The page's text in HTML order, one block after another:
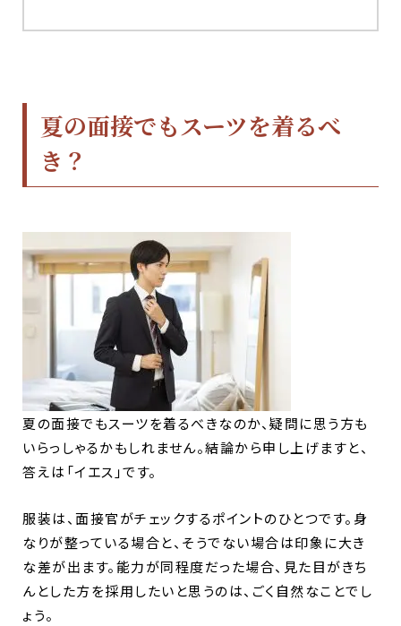
夏の面接でもスーツを着るべ
き？
夏の面接でもスーツを着るべきなのか、疑問に思う方も
いらっしゃるかもしれません。結論から申し上げますと、
答えは「イエス」です。
服装は、面接官がチェックするポイントのひとつです。身
なりが整っている場合と、そうでない場合は印象に大き
な差が出ます。能力が同程度だった場合、見た目がきち
んとした方を採用したいと思うのは、ごく自然なことでし
ょう。